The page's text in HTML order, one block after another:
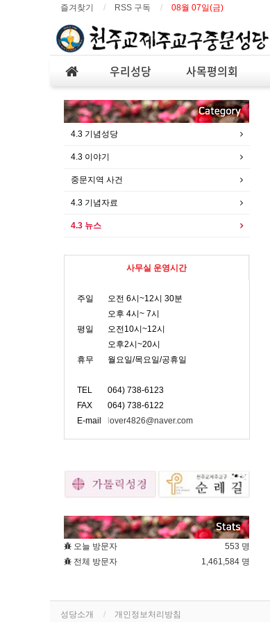
즐겨찾기 RSS 구독 08월 07일(금)
우리성당 사목평의회
4.3 기념성당
4.3 이야기
중문지역 사건
4.3 기념자료
4.3 뉴스
사무실 운영시간
주일
오전 6시~12시 30분
오후 4시~ 7시
평일
오전10시~12시
오후2시~20시
휴무
월요일/목요일/공휴일
TEL
064) 738-6123
FAX
064) 738-6122
E-mail
over4826@naver.com
오늘 방문자
553 명
전체 방문자
1,461,584 명
성당소개 개인정보처리방침